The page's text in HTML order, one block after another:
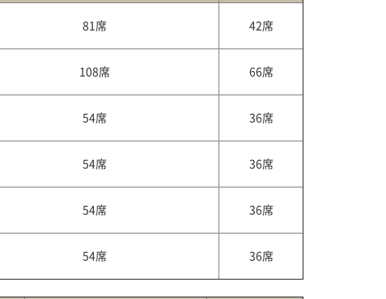
81席 42席
108席 66席
54席 36席
54席 36席
54席 36席
54席 36席